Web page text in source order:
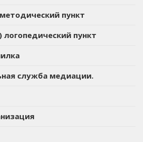
пункт
пункт
служба медиации.